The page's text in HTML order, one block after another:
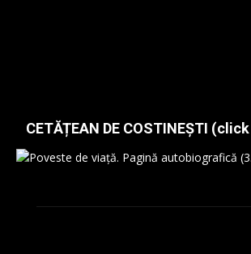
CETĂȚEAN DE COSTINEȘTI